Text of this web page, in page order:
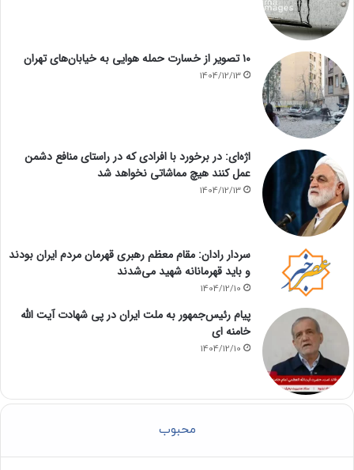
۱۰ تصویر از خسارت حمله هوایی به خیابان‌های تهران
1404/12/13
اژه‌ای: در برخورد با افرادی که در راستای منافع دشمن
عمل کنند هیچ مماشاتی نخواهد شد
1404/12/13
سردار رادان: مقام معظم رهبری قهرمان مردم ایران بودند
و باید قهرمانانه شهید می‌شدند
1404/12/10
پیام رئیس‌جمهور به ملت ایران در پی شهادت آیت الله
خامنه ای
1404/12/10
محبوب